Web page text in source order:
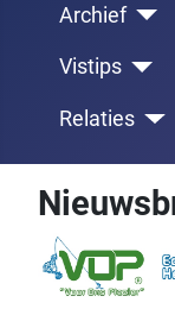
Archief
Vistips
Relaties